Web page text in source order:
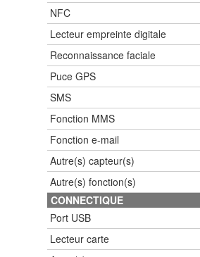
NFC
Lecteur empreinte digitale
Reconnaissance faciale
Puce GPS
SMS
Fonction MMS
Fonction e-mail
Autre(s) capteur(s)
Autre(s) fonction(s)
CONNECTIQUE
Port USB
Lecteur carte